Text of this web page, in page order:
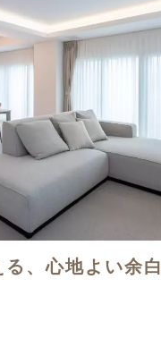
、心地よい余白